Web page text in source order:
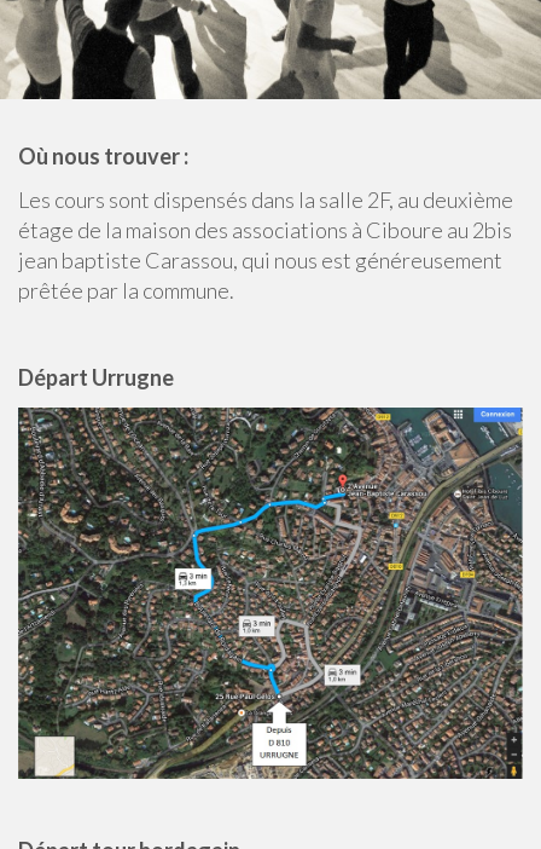
n
u
Où nous trouver :
Les cours sont dispensés dans la salle 2F, au deuxième
étage de la maison des associations à Ciboure au 2bis
jean baptiste Carassou, qui nous est généreusement
prêtée par la commune.
Départ Urrugne